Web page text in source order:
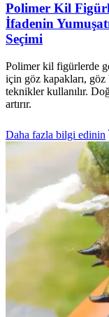
Polimer Kil
İfadenin
Seçimi
Polimer kil figürlerde
için göz kapakları, göz
teknikler kullanılır.
artırır.
Daha fazla bilgi edinin